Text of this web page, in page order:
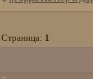
Страница: 1